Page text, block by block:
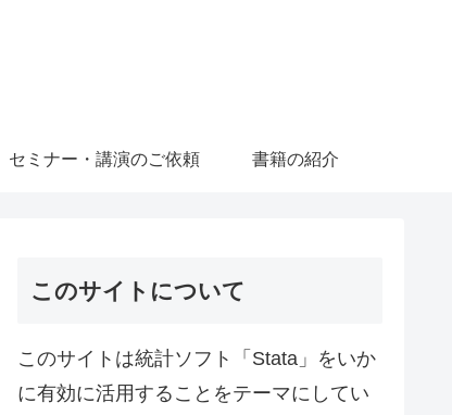
セミナー・講演のご依頼 書籍の紹介
このサイトについて
このサイトは統計ソフト「Stata」をいか
に有効に活用することをテーマにしてい